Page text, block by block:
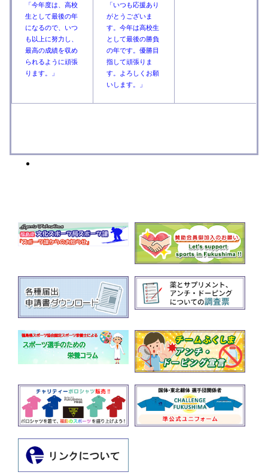
「今年度は、高校
生として最後の年
になるので、いつ
も以上に努力し、
最高の成績を収め
られるように頑張
ります。」
「いつも応援あり
がとうございま
す。今年は高校生
として最後の勝負
の年です。優勝目
指して頑張りま
す。よろしくお願
いします。」